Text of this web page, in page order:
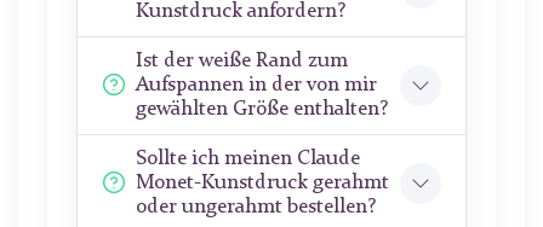
Kunstdruck anfordern?
Ist der weiße Rand zum
Aufspannen in der von mir
gewählten Größe enthalten?
Sollte ich meinen Claude
Monet-Kunstdruck gerahmt
oder ungerahmt bestellen?